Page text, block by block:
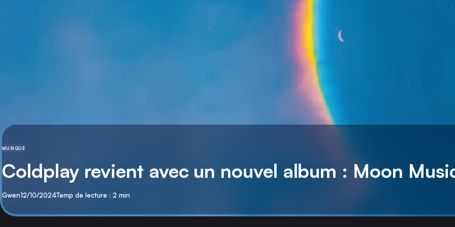
CATÉGORIE
MUSIQUE
Coldplay revient avec un nouvel album : Moon
Par
GwenPublié
12/10/2024Temp de lecture : 2 min